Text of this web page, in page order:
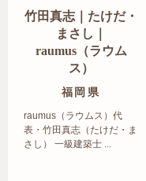
竹田真志｜たけだ・
まさし｜
raumus（ラウム
ス）
福岡県
raumus（ラウムス）代
表・竹田真志（たけだ・ま
さし） 一級建築士 ...